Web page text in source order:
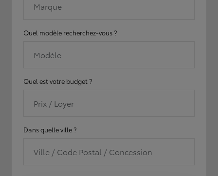
Marque
Quel modèle recherchez-vous ?
Modèle
Quel est votre budget ?
Prix / Loyer
Dans quelle ville ?
Ville / Code Postal / Concession